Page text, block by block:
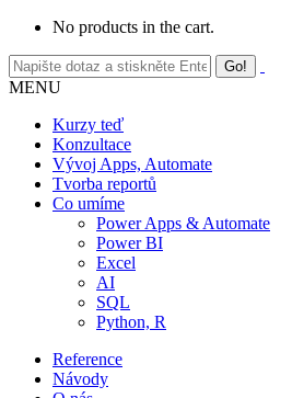
No products in the cart.
MENU
Kurzy teď
Konzultace
Vývoj Apps, Automate
Tvorba reportů
Co umíme
Power Apps & Automate
Power BI
Excel
AI
SQL
Python, R
Reference
Návody